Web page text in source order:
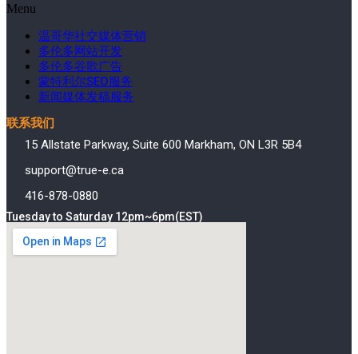
Menu
温哥华社交媒体营销
多伦多网站开发
多伦多谷歌广告
蒙特利尔SEO服务
新闻媒体发稿服务
联系我们
15 Allstate Parkway, Suite 600 Markham, ON L3R 5B4
support@true-e.ca
416-878-0880
Tuesday to Saturday 12pm~6pm(EST)